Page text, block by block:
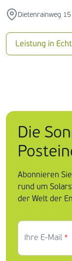
Dietenrainweg 15
Leistung in
Die
Abonnieren
rund um
der Welt der
Ihre E-Mail *